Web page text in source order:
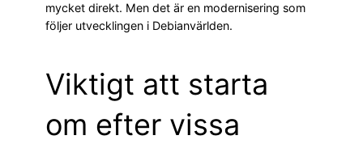
mycket direkt. Men det är en modernisering som
följer utvecklingen i Debianvärlden.
Viktigt att starta
om efter vissa